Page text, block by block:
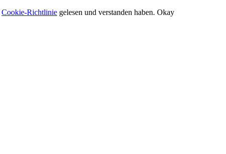
Cookie-Richtlinie gelesen und verstanden haben. Okay